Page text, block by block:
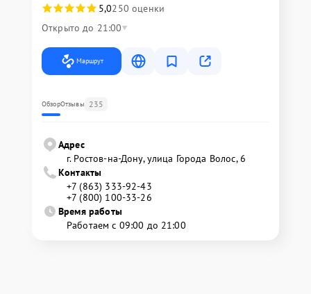
5,0250 оценки
Открыто до 21:00
Маршрут
ОбзорОтзывы 235
Адрес
г. Ростов-на-Дону, улица Города Волос, 6
Контакты
+7 (863) 333-92-43
+7 (800) 100-33-26
Время работы
Работаем с 09:00 до 21:00